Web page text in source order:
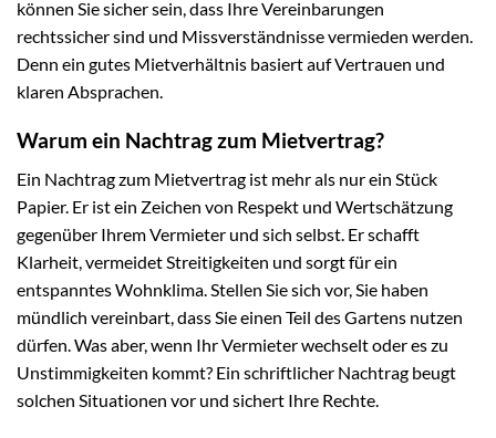
können Sie sicher sein, dass Ihre Vereinbarungen
rechtssicher sind und Missverständnisse vermieden werden.
Denn ein gutes Mietverhältnis basiert auf Vertrauen und
klaren Absprachen.
Warum ein Nachtrag zum Mietvertrag?
Ein Nachtrag zum Mietvertrag ist mehr als nur ein Stück
Papier. Er ist ein Zeichen von Respekt und Wertschätzung
gegenüber Ihrem Vermieter und sich selbst. Er schafft
Klarheit, vermeidet Streitigkeiten und sorgt für ein
entspanntes Wohnklima. Stellen Sie sich vor, Sie haben
mündlich vereinbart, dass Sie einen Teil des Gartens nutzen
dürfen. Was aber, wenn Ihr Vermieter wechselt oder es zu
Unstimmigkeiten kommt? Ein schriftlicher Nachtrag beugt
solchen Situationen vor und sichert Ihre Rechte.